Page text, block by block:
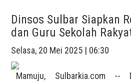
Dinsos Sulbar Siapkan
dan Guru Sekolah
Selasa, 20 Mei 2025 | 06:30
Mamuju, Sulbarkia.com --